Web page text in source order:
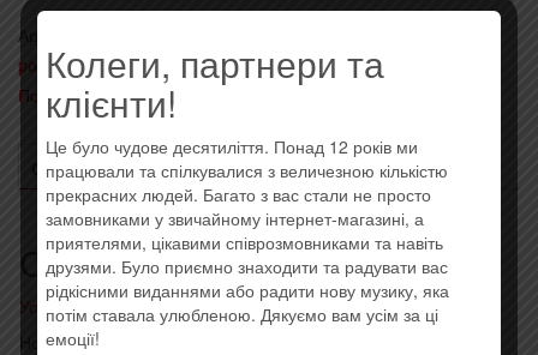
-
Berserker
1.0
(2xVinyl,
(2019)
Артикул:
power, hard rock,Иностранные исполнители на виниле
Последние поступления
ОПИСАНИЕ ОТЗЫВЫ (0)
Описание
Усі товари: Metallica
Новая виниловая пластинка, штрих код: 803343154085
Колеги, партнери та
клієнти!
Це було чудове десятиліття. Понад 12 років ми
працювали та спілкувалися з величезною кількістю
прекрасних людей. Багато з вас стали не просто
замовниками у звичайному інтернет-магазині, а
приятелями, цікавими співрозмовниками та навіть
друзями. Було приємно знаходити та радувати вас
рідкісними виданнями або радити нову музику, яка
потім ставала улюбленою. Дякуємо вам усім за ці
емоції!